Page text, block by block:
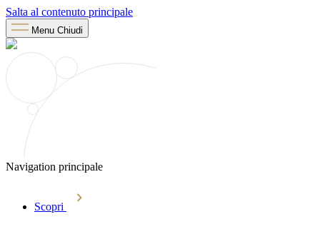
Salta al contenuto principale
Menu Chiudi
Navigation principale
Scopri